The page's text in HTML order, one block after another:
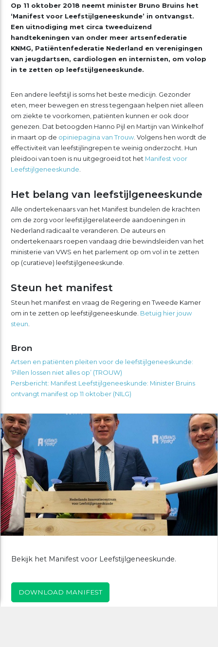
Op 11 oktober 2018 neemt minister Bruno Bruins het
‘Manifest voor Leefstijlgeneeskunde’ in ontvangst.
Een uitnodiging met circa tweeduizend
handtekeningen van onder meer artsenfederatie
KNMG, Patiëntenfederatie Nederland en verenigingen
van jeugdartsen, cardiologen en internisten, om volop
in te zetten op leefstijlgeneeskunde.
Een andere leefstijl is soms het beste medicijn. Gezonder
eten, meer bewegen en stress tegengaan helpen niet alleen
om ziekte te voorkomen, patiënten kunnen er ook door
genezen. Dat betoogden Hanno Pijl en Martijn van Winkelhof
in maart op de opiniepagina van Trouw. Volgens hen wordt de
effectiviteit van leefstijlingrepen te weinig onderzocht. Hun
pleidooi van toen is nu uitgegroeid tot het Manifest voor
Leefstijlgeneeskunde
Het belang van leefstijlgeneeskunde
Alle ondertekenaars van het Manifest bundelen de krachten
om de zorg voor leefstijlgerelateerde aandoeningen in
Nederland radicaal te veranderen. De auteurs en
ondertekenaars roepen vandaag drie bewindsleiden van het
ministerie van VWS en het parlement op om vol in te zetten
op (curatieve) leefstijlgeneeskunde.
Steun het manifest
Steun het manifest en vraag de Regering en Tweede Kamer
om in te zetten op leefstijlgeneeskunde. Betuig hier jouw
steun
Bron
Artsen en patiënten pleiten voor de leefstijlgeneeskunde:
‘Pillen lossen niet alles op’ (TROUW)
Persbericht: Manifest Leefstijlgeneeskunde: Minister Bruins
ontvangt manifest op 11 oktober (NILG)
Bekijk het Manifest voor Leefstijlgeneeskunde.
DOWNLOAD MANIFEST